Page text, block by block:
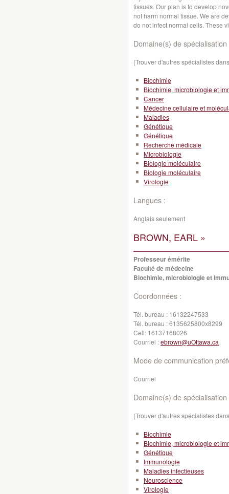
tissues. Our plan is to develop
not harm normal tissue. We are
do not infect normal cells. These
Domaine(s) de spécialisation
(Trouver d'autres spécialistes
Biochimie
Biochimie, microbiologie et
Cancer
Médecine cellulaire et
Maladies
Génétique
Génétique
Recherche médicale
Microbiologie
Biologie moléculaire
Biologie moléculaire
Virologie
Langues :
Anglais seulement
BROWN, EARL »
Professeur émérite
Faculté de médecine
Biochimie, microbiologie et
Coordonnées :
Tél. bureau : 16132247533
Tél. bureau :6135625800x8299
Cell: 16137168026
Courriel :ebrown@uOttawa.ca
Mode de communication
Courriel
Domaine(s) de spécialisation
(Trouver d'autres spécialistes
Biochimie
Biochimie, microbiologie et
Génétique
Immunologie
Maladies infectieuses
Neuroscience
Virologie